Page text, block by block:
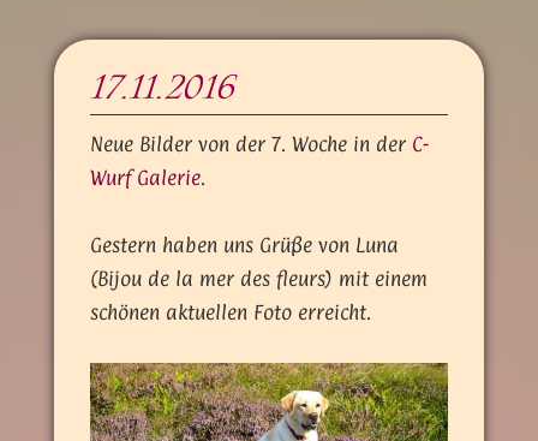
17.11.2016
Neue Bilder von der 7. Woche in der C-
Wurf Galerie.
Gestern haben uns Grüße von Luna
(Bijou de la mer des fleurs) mit einem
schönen aktuellen Foto erreicht.